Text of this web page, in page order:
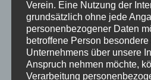
Verein. Eine Nutzung der
grundsätzlich ohne jede
personenbezogener Daten
betroffene Person
Unternehmens über unsere
Anspruch nehmen möchte,
Verarbeitung